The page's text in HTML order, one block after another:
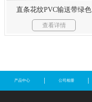
直条花纹PVC输送带绿色
查看详情
产品中心 公司相册